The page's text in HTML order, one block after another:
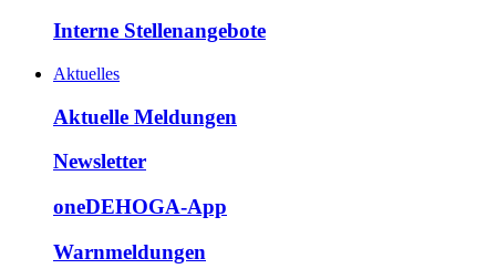
Interne Stellenangebote
Aktuelles
Aktuelle Meldungen
Newsletter
oneDEHOGA-App
Warnmeldungen